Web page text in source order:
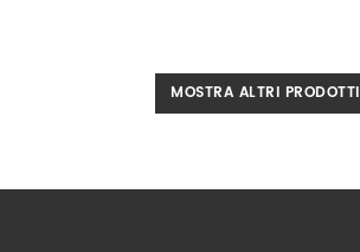
MOSTRA ALTRI PRODOTTI